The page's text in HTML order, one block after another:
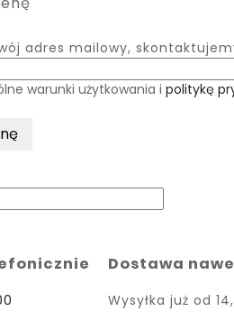
adres mailowy,
warunki użytkowania i politykę
Dostawa
Wysyłka już od